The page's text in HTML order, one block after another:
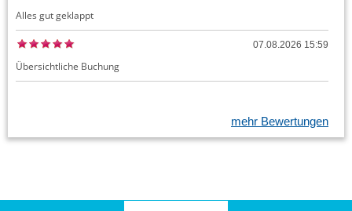
Alles gut geklappt
07.08.2026 15:59
Übersichtliche Buchung
mehr Bewertungen